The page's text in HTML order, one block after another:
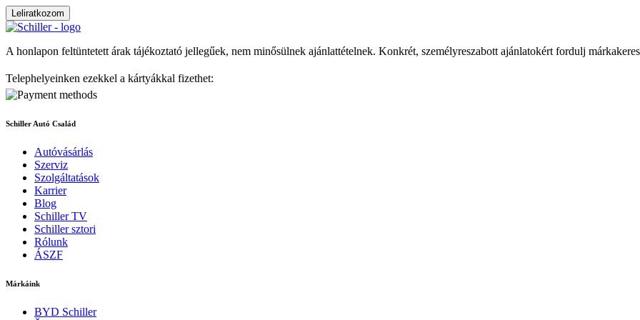
Leliratkozom
A honlapon feltüntetett árak tájékoztató jellegűek, nem minősülnek ajánlattételnek. Konkrét, személyreszabott ajánlatokért fordulj
Telephelyeinken ezekkel a kártyákkal fizethet:
Schiller Autó Család
Autóvásárlás
Szerviz
Szolgáltatások
Karrier
Blog
Schiller TV
Schiller sztori
Rólunk
ÁSZF
Márkáink
BYD Schiller